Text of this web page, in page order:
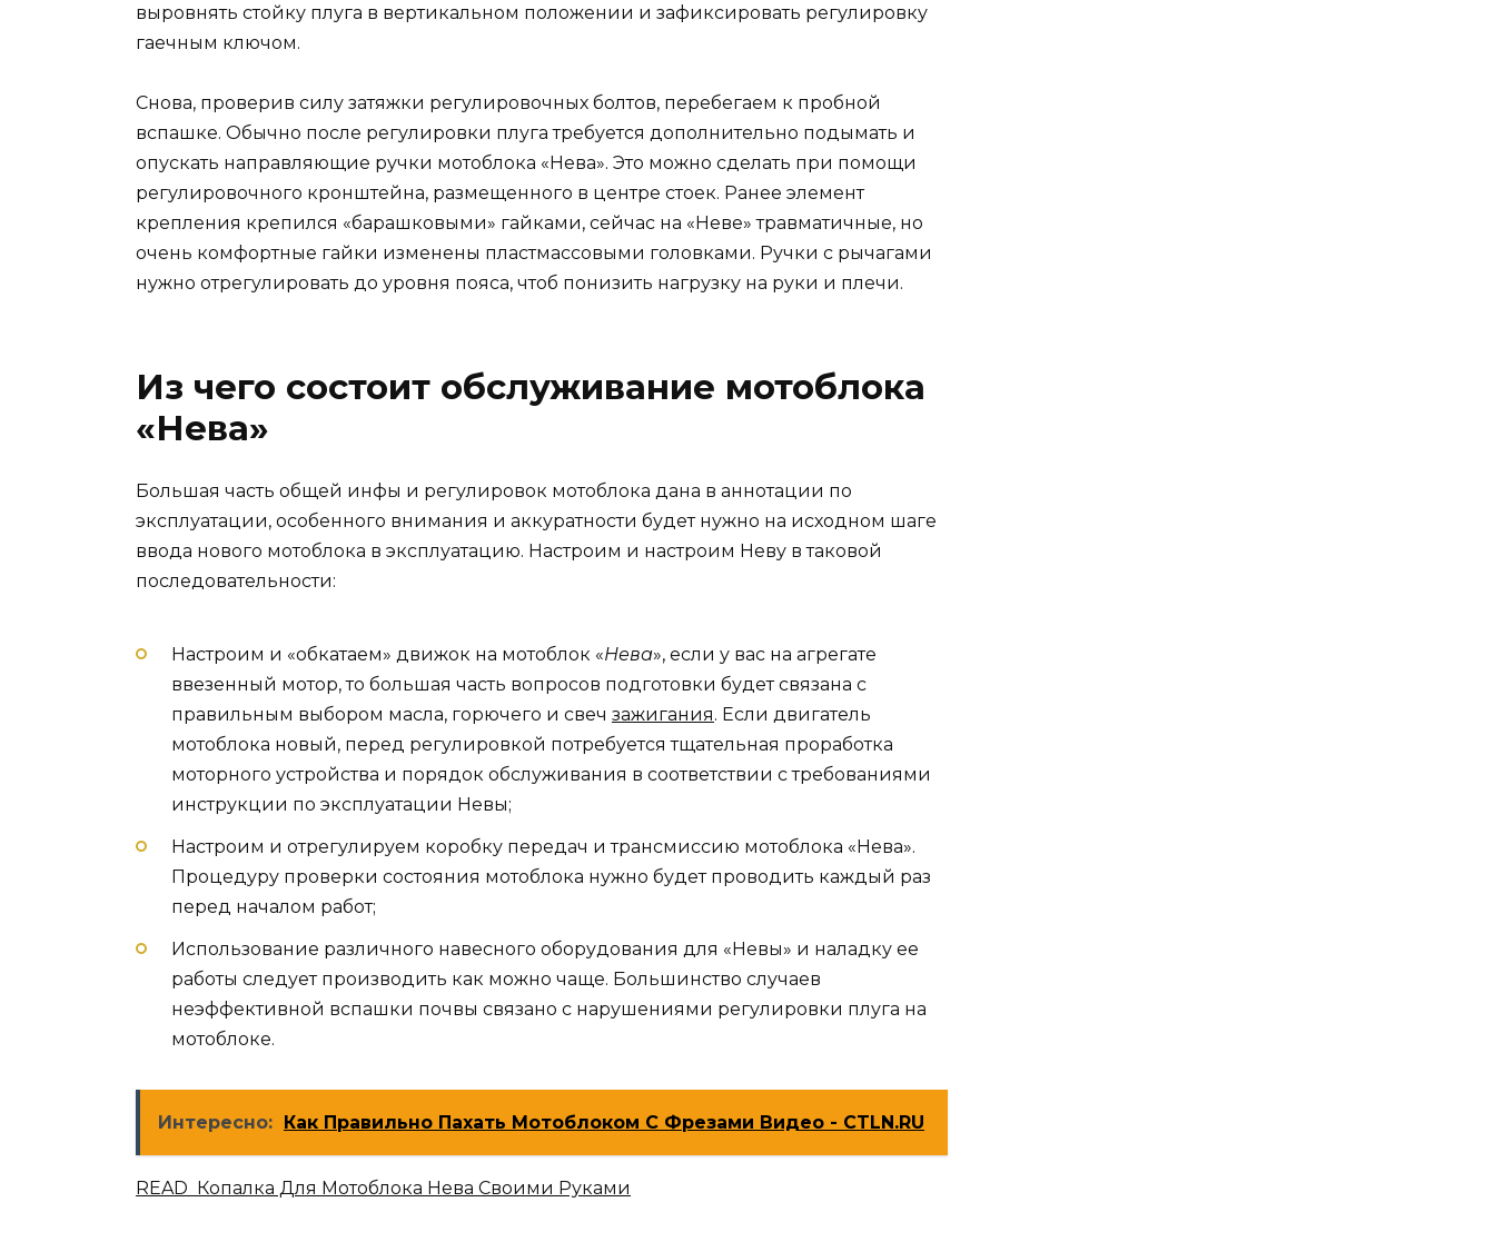
выровнять стойку плуга в вертикальном положении и зафиксировать регулировку
гаечным ключом.
Снова, проверив силу затяжки регулировочных болтов, перебегаем к пробной
вспашке. Обычно после регулировки плуга требуется дополнительно подымать и
опускать направляющие ручки мотоблока «Нева». Это можно сделать при помощи
регулировочного кронштейна, размещенного в центре стоек. Ранее элемент
крепления крепился «барашковыми» гайками, сейчас на «Неве» травматичные, но
очень комфортные гайки изменены пластмассовыми головками. Ручки с рычагами
нужно отрегулировать до уровня пояса, чтоб понизить нагрузку на руки и плечи.
Из чего состоит обслуживание мотоблока
«Нева»
Большая часть общей инфы и регулировок мотоблока дана в аннотации по
эксплуатации, особенного внимания и аккуратности будет нужно на исходном шаге
ввода нового мотоблока в эксплуатацию. Настроим и настроим Неву в таковой
последовательности:
Настроим и «обкатаем» движок на мотоблок «Нева», если у вас на агрегате
ввезенный мотор, то большая часть вопросов подготовки будет связана с
правильным выбором масла, горючего и свеч зажигания. Если двигатель
мотоблока новый, перед регулировкой потребуется тщательная проработка
моторного устройства и порядок обслуживания в соответствии с требованиями
инструкции по эксплуатации Невы;
Настроим и отрегулируем коробку передач и трансмиссию мотоблока «Нева».
Процедуру проверки состояния мотоблока нужно будет проводить каждый раз
перед началом работ;
Использование различного навесного оборудования для «Невы» и наладку ее
работы следует производить как можно чаще. Большинство случаев
неэффективной вспашки почвы связано с нарушениями регулировки плуга на
мотоблоке.
Интересно: Как Правильно Пахать Мотоблоком С Фрезами Видео - CTLN.RU
READ Копалка Для Мотоблока Нева Своими Руками